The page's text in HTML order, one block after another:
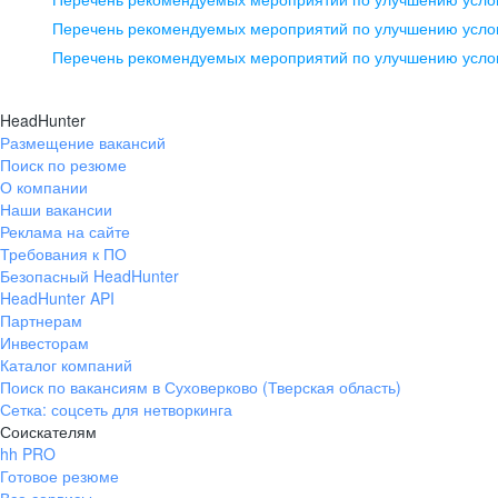
pr@ural.hh.ru
помещение 21
+7 383 207-94-64
pr@nsk.hh.ru
Перечень рекомендуемых мероприятий по улучшению
Перечень рекомендуемых мероприятий по улучшению
HeadHunter
Размещение вакансий
Поиск по резюме
О компании
Наши вакансии
Реклама на сайте
Требования к ПО
Безопасный HeadHunter
HeadHunter API
Партнерам
Инвесторам
Каталог компаний
Поиск по вакансиям в Суховерково (Тверская область)
Сетка: соцсеть для нетворкинга
Соискателям
hh PRO
Готовое резюме